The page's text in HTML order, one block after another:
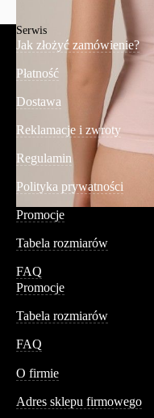
Serwis
Jak złożyć zamówienie?
Płatność
Dostawa
Reklamacje i zwroty
Regulamin
Polityka prywatności
Promocje
Tabela rozmiarów
FAQ
Promocje
Tabela rozmiarów
FAQ
O firmie
Adres sklepu firmowego